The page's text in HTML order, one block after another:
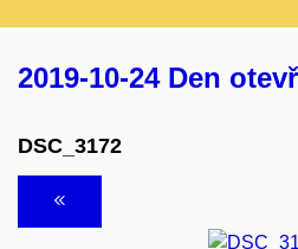
2019-10-24 Den
DSC_3172